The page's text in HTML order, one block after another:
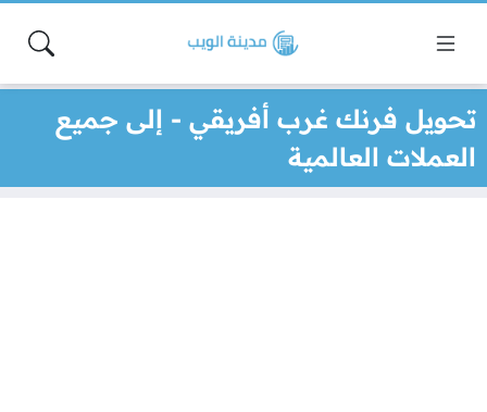
تحويل فرنك غرب أفريقي - إلى جميع
العملات العالمية